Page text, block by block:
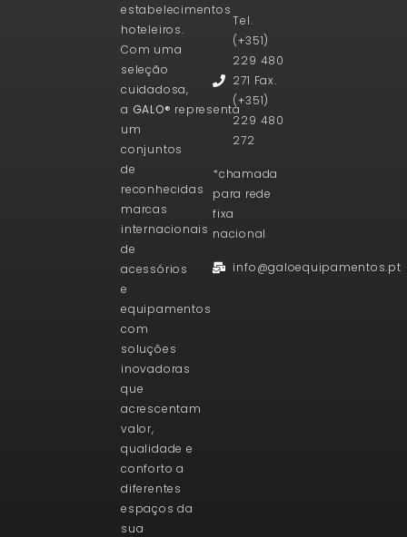
estabelecimentos
hoteleiros.
Com uma
seleção
cuidadosa,
a GALO® representa
um
conjuntos
de
reconhecidas
marcas
internacionais
de
acessórios
e
equipamentos
com
soluções
inovadoras
que
acrescentam
valor,
qualidade e
conforto a
diferentes
espaços da
sua
Tel.
(+351)
229 480
271 Fax.
(+351)
229 480
272
*chamada
para rede
fixa
nacional
info@galoequipamentos.pt